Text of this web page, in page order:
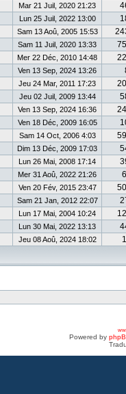
Mar 21 Juil, 2020 21:23
Lun 25 Juil, 2022 13:00
Sam 13 Aoû, 2005 15:53
Sam 11 Juil, 2020 13:33
Mer 22 Déc, 2010 14:48
Ven 13 Sep, 2024 13:26
Jeu 24 Mar, 2011 17:23
Jeu 02 Juil, 2009 13:44
Ven 13 Sep, 2024 16:36
Ven 18 Déc, 2009 16:05
Sam 14 Oct, 2006 4:03
Dim 13 Déc, 2009 17:03
Lun 26 Mai, 2008 17:14
Mer 31 Aoû, 2022 21:26
Ven 20 Fév, 2015 23:47
Sam 21 Jan, 2012 22:07
Lun 17 Mai, 2004 10:24
Lun 30 Mai, 2022 13:13
Jeu 08 Aoû, 2024 18:02
Powered by